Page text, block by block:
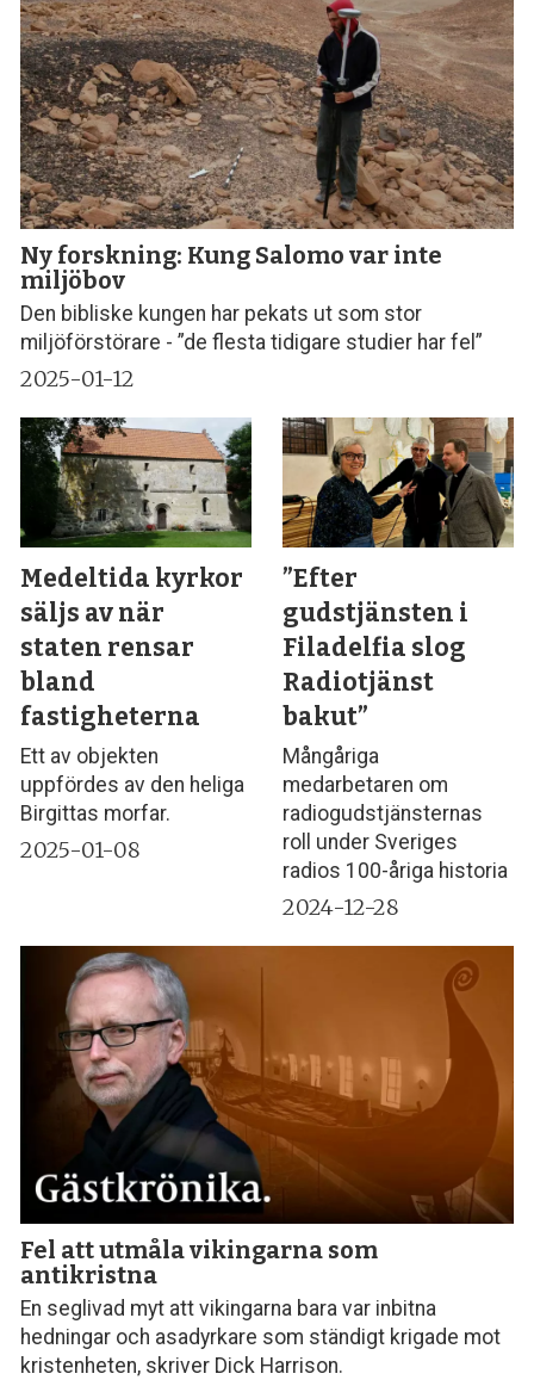
Ny forskning: Kung Salomo var inte
miljöbov
Den bibliske kungen har pekats ut som stor
miljöförstörare - ”de flesta tidigare studier har fel”
2025-01-12
Medeltida kyrkor
säljs av när
staten rensar
bland
fastigheterna
Ett av objekten
uppfördes av den heliga
Birgittas morfar.
2025-01-08
”Efter
gudstjänsten i
Filadelfia slog
Radiotjänst
bakut”
Mångåriga
medarbetaren om
radiogudstjänsternas
roll under Sveriges
radios 100-åriga historia
2024-12-28
Fel att utmåla vikingarna som
antikristna
En seglivad myt att vikingarna bara var inbitna
hedningar och asadyrkare som ständigt krigade mot
kristenheten, skriver Dick Harrison.